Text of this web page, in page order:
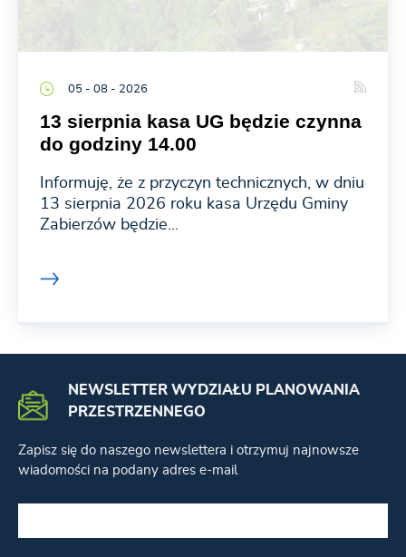
05 - 08 - 2026
13 sierpnia kasa UG będzie czynna
do godziny 14.00
Informuję, że z przyczyn technicznych, w dniu
13 sierpnia 2026 roku kasa Urzędu Gminy
Zabierzów będzie...
NEWSLETTER WYDZIAŁU PLANOWANIA
PRZESTRZENNEGO
Zapisz się do naszego newslettera i otrzymuj najnowsze
wiadomości na podany adres e-mail